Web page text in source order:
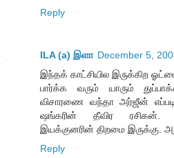
Reply
ILA (a) இளா December 5,
இந்தக் காட்சியில இருக்கிற
பார்க்க வரும் யாரும்
விசாரணை வந்தா அர்ஜீன்
ஷங்கரின் தீவிர ரசிகன்.
இயக்குனரின் திறமை இருக்கு.
Reply